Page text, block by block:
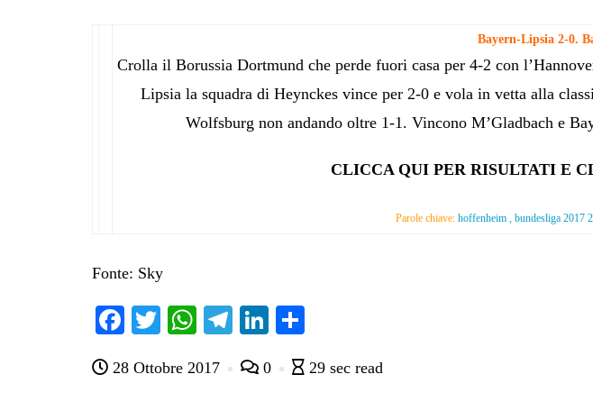
Bayern-Lipsia 2-0.
Crolla il Borussia Dortmund che perde fuori casa per 4-2 con
Lipsia la squadra di Heynckes vince per 2-0 e vola in vetta alla
Wolfsburg non andando oltre 1-1. Vincono M’Gladbach e
CLICCA QUI PER RISULTATI E
Parole chiave: hoffenheim , bundesliga 2017
Fonte: Sky
Fa
bo
T
tte
W
ts
Te
gr
Li
ed di
28 Ottobre 2017 0 29 sec read